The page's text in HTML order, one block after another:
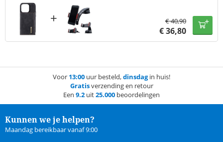
+ €40,90
€36,80
Voor 13:00 uur besteld,dinsdagin huis!
Gratisverzending en retour
Een 9.2 uit25.000 beoordelingen
Kunnen we je helpen?
Maandag bereikbaar vanaf 9:00